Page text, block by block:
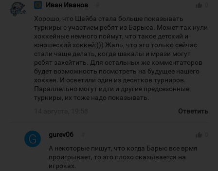
Иван Иванов
Хорошо, что Шайба стала больше показывать
турниры с участием ребят из Барыса. Может так нули
хоккейные немного поймут, что такое детский и
юношеский хоккей:))) Жаль, что это только сейчас
стали чаще делать, когда шакалы и мрази могут
ребят захейтить. Для остальных же комментаторов
будет возможность посмотреть на будущее нашего
хоккея. И осветили один из десятков турниров.
Параллельно могут идти и другие предсезонные
турниры, их тоже надо показывать.
Ответить
gurev06
А некоторые пишут, что когда Барыс все врмя
проигрывает, то это плохо сказывается на
игроках.